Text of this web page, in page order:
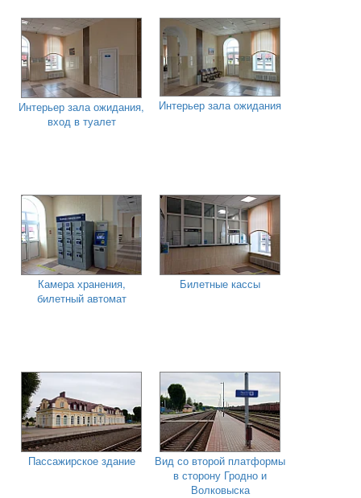
Интерьер зала ожидания,
вход в туалет
Интерьер зала ожидания
Камера хранения,
билетный автомат
Билетные кассы
Пассажирское здание
Вид со второй платформы
в сторону Гродно и
Волковыска